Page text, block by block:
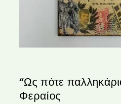
“Ως πότε
Φεραίος